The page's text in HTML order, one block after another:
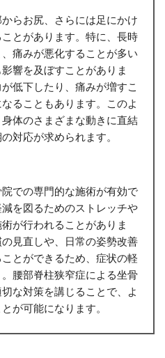
らお尻、さらには足にかけ
とがあります。特に、長時
痛みが悪化することが多い
響を及ぼすことがありま
低下したり、痛みが増すこ
ることもあります。このよ
体のさまざまな動きに直結
対応が求められます。
での専門的な施術が有効で
を図るためのストレッチや
が行われることがありま
見直しや、日常の姿勢改善
とができるため、症状の軽
腰部脊柱狭窄症による坐骨
な対策を講じることで、よ
が可能になります。